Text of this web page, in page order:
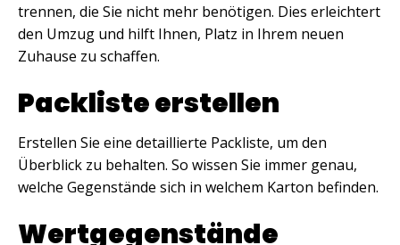
trennen, die Sie nicht mehr benötigen. Dies erleichtert
den Umzug und hilft Ihnen, Platz in Ihrem neuen
Zuhause zu schaffen.
Packliste erstellen
Erstellen Sie eine detaillierte Packliste, um den
Überblick zu behalten. So wissen Sie immer genau,
welche Gegenstände sich in welchem Karton befinden.
Wertgegenstände